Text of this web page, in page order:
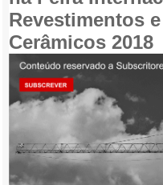
Revestimentos
Cerâmicos 2018